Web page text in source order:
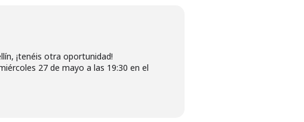
¡tenéis otra oportunidad!
27 de mayo a las 19:30 en el